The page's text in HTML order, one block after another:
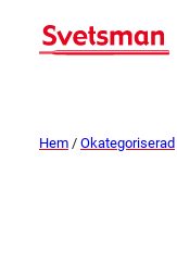
Hem / Okategoriserad